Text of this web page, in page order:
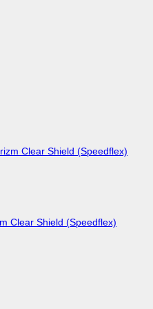
Clear Shield (Speedflex)